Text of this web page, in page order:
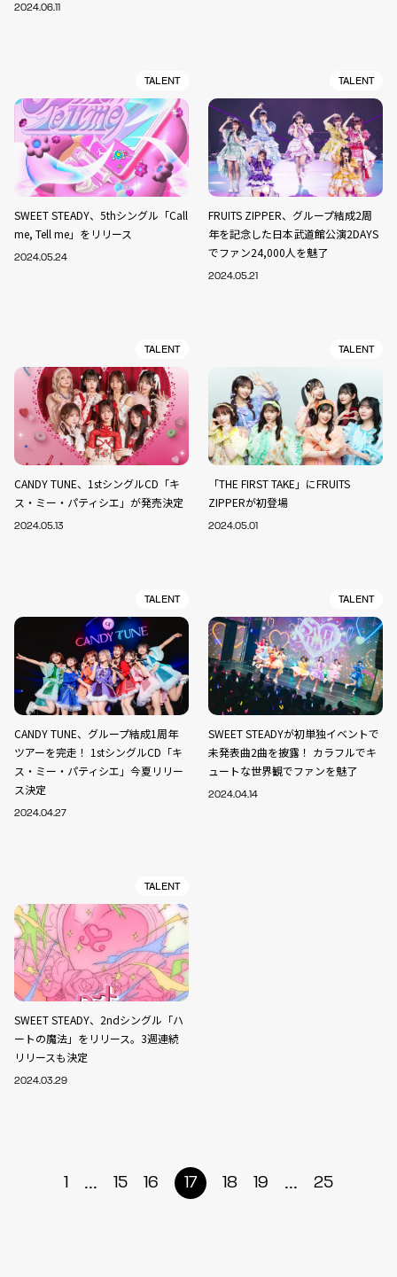
2024.06.11
TALENT
SWEET STEADY、5thシングル「Call
me, Tell me」をリリース
2024.05.24
TALENT
FRUITS ZIPPER、グループ結成2周
年を記念した日本武道館公演2DAYS
でファン24,000人を魅了
2024.05.21
TALENT
CANDY TUNE、1stシングルCD「キ
ス・ミー・パティシエ」が発売決定
2024.05.13
TALENT
「THE FIRST TAKE」にFRUITS
ZIPPERが初登場
2024.05.01
TALENT
CANDY TUNE、グループ結成1周年
ツアーを完走！ 1stシングルCD「キ
ス・ミー・パティシエ」今夏リリー
ス決定
2024.04.27
TALENT
SWEET STEADYが初単独イベントで
未発表曲2曲を披露！ カラフルでキ
ュートな世界観でファンを魅了
2024.04.14
TALENT
SWEET STEADY、2ndシングル「ハ
ートの魔法」をリリース。3週連続
リリースも決定
2024.03.29
1 ... 15 16 17 18 19 ... 25